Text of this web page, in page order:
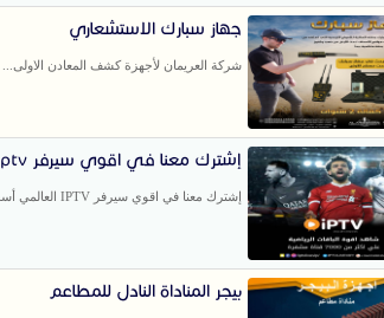
جهاز سبارك الاستشعاري
شركة العريمان لأجهزة كشف المعادن الاولى...
إشترك معنا في اقوي سيرفر iptv العالمي
إشترك معنا في اقوي سيرفر IPTV العالمي أست...
بيجر المناداة النادل للمطاعم